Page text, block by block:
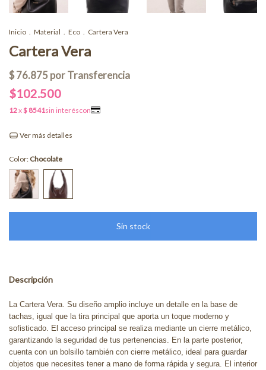
Inicio . Material . Eco . Cartera Vera
Cartera Vera
$102.500
Ver más detalles
Color: Chocolate
Descripción
La Cartera Vera. Su diseño amplio incluye un detalle en la base de
tachas, igual que la tira principal que aporta un toque moderno y
sofisticado. El acceso principal se realiza mediante un cierre metálico,
garantizando la seguridad de tus pertenencias. En la parte posterior,
cuenta con un bolsillo también con cierre metálico, ideal para guardar
objetos que necesites tener a mano de forma rápida y segura. El interior